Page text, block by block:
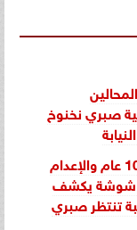
صبري نخنوخ
أحكام تفوق الـ 100 عام والإعدام
شوشة يكشف
تنتظر صبري